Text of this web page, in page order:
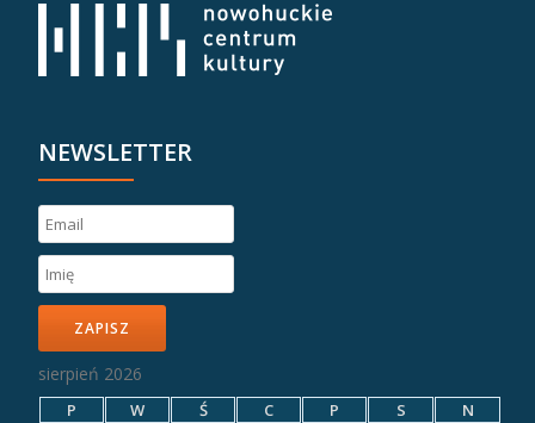
NEWSLETTER
ZAPISZ
sierpień 2026
P W Ś C P S
N